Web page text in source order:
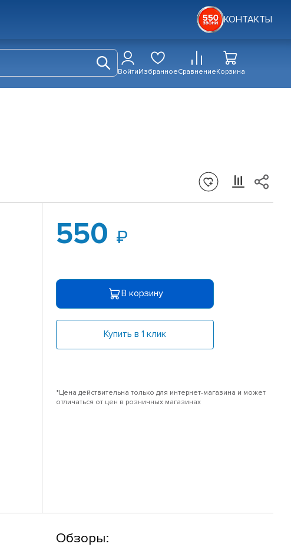
КОНТАКТЫ
ВойтиИзбранноеСравнениеКорзина
550
В корзину
Купить в 1 клик
*Цена действительна только для интернет-магазина и может
отличаться от цен в розничных магазинах
Обзоры: